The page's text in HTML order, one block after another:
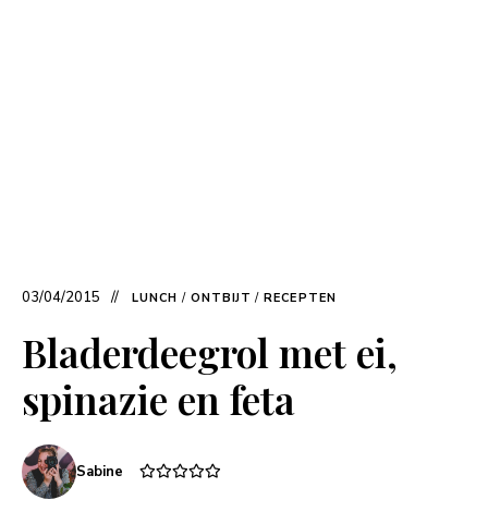
03/04/2015 LUNCH / ONTBIJT / RECEPTEN
Bladerdeegrol met ei,
spinazie en feta
Sabine